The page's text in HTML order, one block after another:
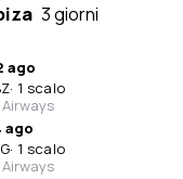
3 giorni
ago
· 1 scalo
ago
· 1 scalo